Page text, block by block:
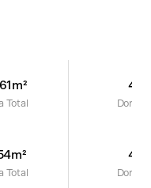
Total
4
Dorms
Total
4
Dorms